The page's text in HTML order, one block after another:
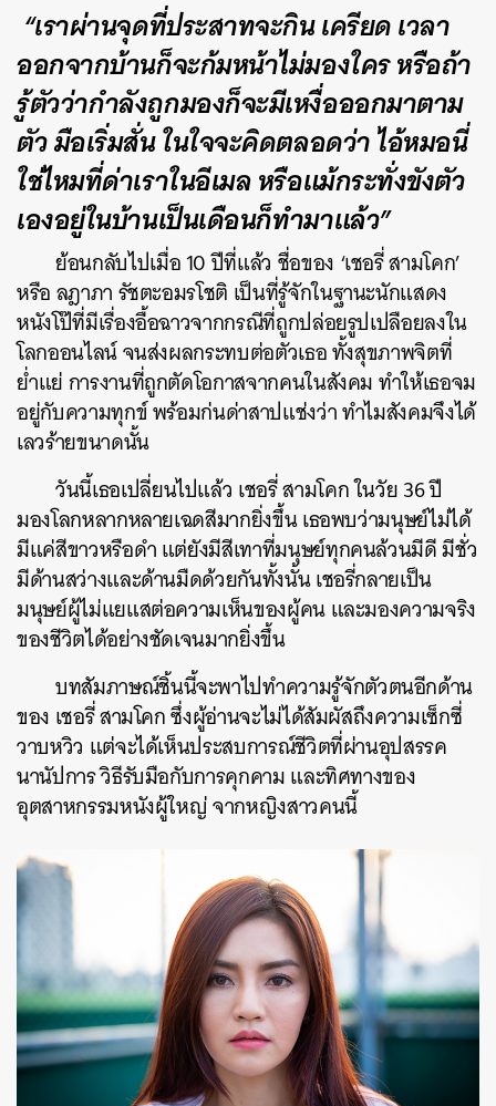
“เราผ่านจุดที่ประสาทจะกิน เครียด เวลา
ออกจากบ้านก็จะก้มหน้าไม่มองใคร หรือถ้า
รู้ตัวว่ากำลังถูกมองก็จะมีเหงื่อออกมาตาม
ตัว มือเริ่มสั่น ในใจจะคิดตลอดว่า ไอ้หมอนี่
ใช่ไหมที่ด่าเราในอีเมล หรือแม้กระทั่งขังตัว
เองอยู่ในบ้านเป็นเดือนก็ทำมาแล้ว”
ย้อนกลับไปเมื่อ 10 ปีที่แล้ว ชื่อของ ‘เชอรี่ สามโคก’
หรือ ลฎาภา รัชตะอมรโชติ เป็นที่รู้จักในฐานะนักแสดง
หนังโป๊ที่มีเรื่องอื้อฉาวจากกรณีที่ถูกปล่อยรูปเปลือยลงใน
โลกออนไลน์ จนส่งผลกระทบต่อตัวเธอ ทั้งสุขภาพจิตที่
ย่ำแย่ การงานที่ถูกตัดโอกาสจากคนในสังคม ทำให้เธอจม
อยู่กับความทุกข์ พร้อมก่นด่าสาปแช่งว่า ทำไมสังคมจึงได้
เลวร้ายขนาดนั้น
วันนี้เธอเปลี่ยนไปแล้ว เชอรี่ สามโคก ในวัย 36 ปี
มองโลกหลากหลายเฉดสีมากยิ่งขึ้น เธอพบว่ามนุษย์ไม่ได้
มีแค่สีขาวหรือดำ แต่ยังมีสีเทาที่มนุษย์ทุกคนล้วนมีดี มีชั่ว
มีด้านสว่างและด้านมืดด้วยกันทั้งนั้น เชอรี่กลายเป็น
มนุษย์ผู้ไม่แยแสต่อความเห็นของผู้คน และมองความจริง
ของชีวิตได้อย่างชัดเจนมากยิ่งขึ้น
บทสัมภาษณ์ชิ้นนี้จะพาไปทำความรู้จักตัวตนอีกด้าน
ของ เชอรี่ สามโคก ซึ่งผู้อ่านจะไม่ได้สัมผัสถึงความเซ็กซี่
วาบหวิว แต่จะได้เห็นประสบการณ์ชีวิตที่ผ่านอุปสรรค
นานัปการ วิธีรับมือกับการคุกคาม และทิศทางของ
อุตสาหกรรมหนังผู้ใหญ่ จากหญิงสาวคนนี้